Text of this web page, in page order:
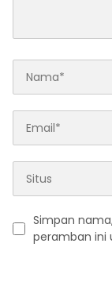
Simpan
peramban ini